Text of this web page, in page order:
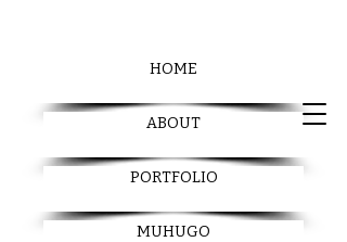
HOME
ABOUT
PORTFOLIO
MUHUGO